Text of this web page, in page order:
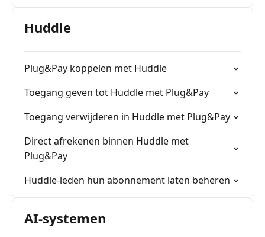
Huddle
Plug&Pay koppelen met Huddle
Toegang geven tot Huddle met Plug&Pay
Toegang verwijderen in Huddle met Plug&Pay
Direct afrekenen binnen Huddle met
Plug&Pay
Huddle-leden hun abonnement laten beheren
AI-systemen